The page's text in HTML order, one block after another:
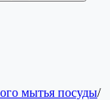
мытья посуды/